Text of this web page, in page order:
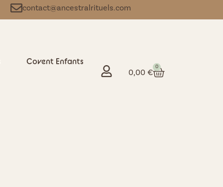
contact@ancestralrituels.com
Covent Enfants
0,00 €
0